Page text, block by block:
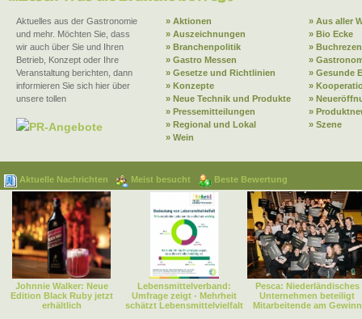
Aktuelles aus der Gastronomie
und mehr. Möchten Sie, dass
wir auch über Sie und Ihren
Betrieb, Konzept oder Ihre
Veranstaltung berichten, dann
informieren Sie sich hier über
unsere tollen
PR-Angebote
» Aktionen
» Aus aller
» Auszeichnungen
» Bio Ecke
» Branchenpolitik
»
» Gastro Messen
»
» Gesetze und Richtlinien
» Gesunde
» Konzepte
»
» Neue Technik und Produkte
»
» Pressemitteilungen
»
» Regional und Lokal
» Szene
» Wein
Aktuelle Nachrichten Meist besucht Beste Bewertung
Johnnie Walker: Neue
Edition Black Ruby jetzt
erhältlich
Lebensmittelverband:
Umfrage zeigt - Mehrheit
schätzt Lebensmittelvielfalt
Pesca: Niederländisches
Unternehmen beteiligt
Mitarbeitende am Gewinn